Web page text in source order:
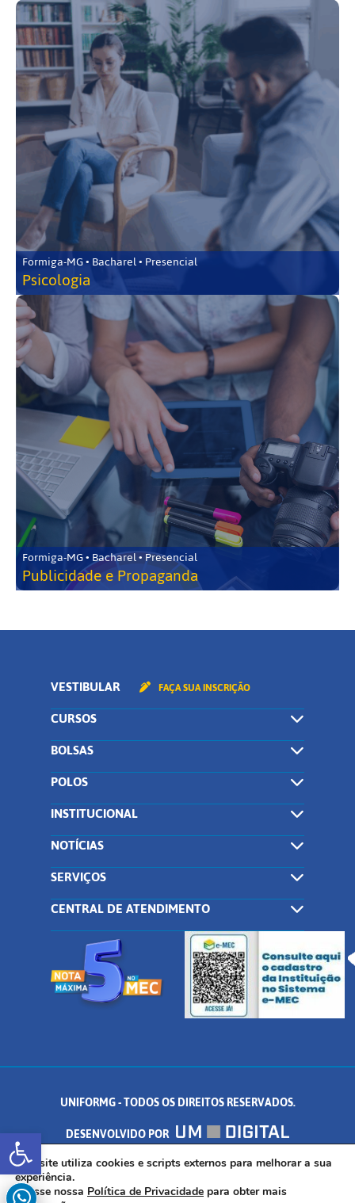
Abrir a barra de ferramentas
Formiga-MG • Bacharel • Presencial
Psicologia
Formiga-MG • Bacharel • Presencial
Publicidade e Propaganda
VESTIBULAR FAÇA SUA INSCRIÇÃO
CURSOS
BOLSAS
POLOS
INSTITUCIONAL
NOTÍCIAS
SERVIÇOS
CENTRAL DE ATENDIMENTO
UNIFORMG - TODOS OS DIREITOS RESERVADOS.
DESENVOLVIDO POR
AV. DR. ARNALDO DE SENNA, 328 - PALMEIRAS, FORMIGA/MG - CEP:
35.574.530
Este site utiliza cookies e scripts externos para melhorar a sua
experiência.
Acesse nossa Política de Privacidade para obter mais